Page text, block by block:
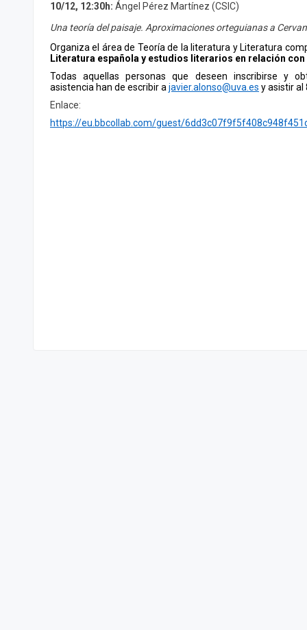
10/12, 12:30h: Ángel Pérez Martínez (CSIC)
Una teoría del paisaje. Aproximaciones orteguianas a
Organiza el área de Teoría de la literatura y Literatura
Literatura española y estudios literarios en relación
Todas aquellas personas que deseen inscribirse y
asistencia han de escribir a javier.alonso@uva.es y asistir al
Enlace:
https://eu.bbcollab.com/guest/